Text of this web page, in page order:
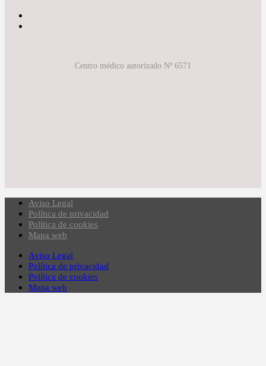
Centro médico autorizado Nº 6571
Aviso Legal
Política de privacidad
Política de cookies
Mapa web
Aviso Legal
Política de privacidad
Política de cookies
Mapa web